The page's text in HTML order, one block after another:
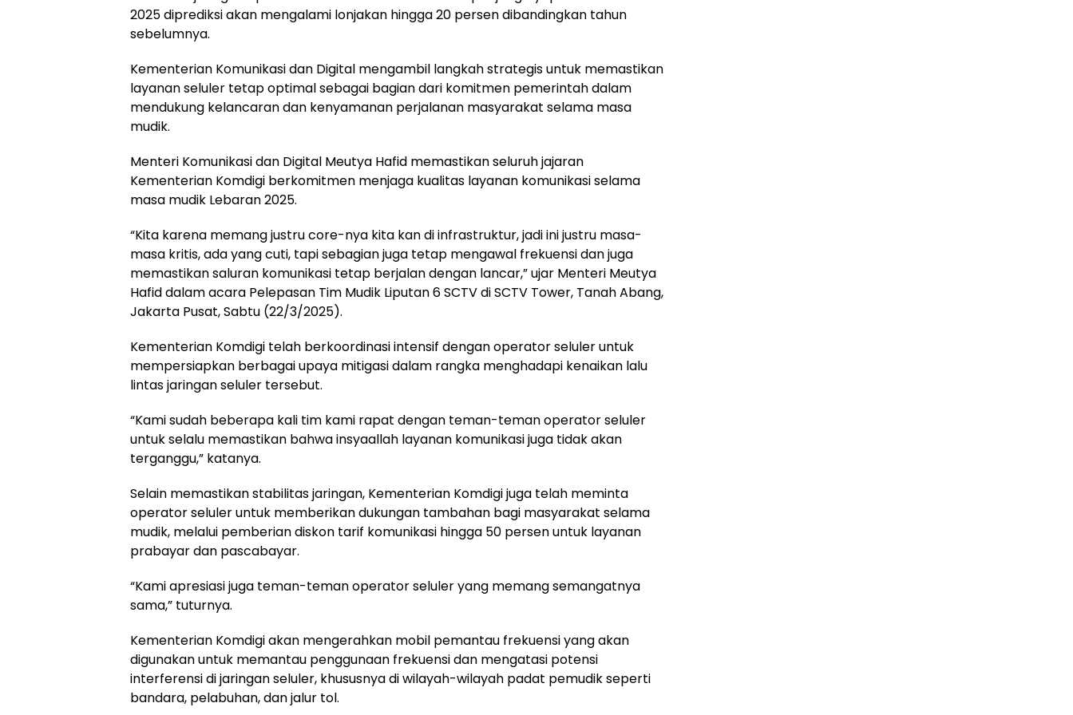
2025 diprediksi akan mengalami lonjakan hingga 20 persen dibandingkan tahun
sebelumnya.
Kementerian Komunikasi dan Digital mengambil langkah strategis untuk memastikan
layanan seluler tetap optimal sebagai bagian dari komitmen pemerintah dalam
mendukung kelancaran dan kenyamanan perjalanan masyarakat selama masa
mudik.
Menteri Komunikasi dan Digital Meutya Hafid memastikan seluruh jajaran
Kementerian Komdigi berkomitmen menjaga kualitas layanan komunikasi selama
masa mudik Lebaran 2025.
“Kita karena memang justru core-nya kita kan di infrastruktur, jadi ini justru masa-
masa kritis, ada yang cuti, tapi sebagian juga tetap mengawal frekuensi dan juga
memastikan saluran komunikasi tetap berjalan dengan lancar,” ujar Menteri Meutya
Hafid dalam acara Pelepasan Tim Mudik Liputan 6 SCTV di SCTV Tower, Tanah Abang,
Jakarta Pusat, Sabtu (22/3/2025).
Kementerian Komdigi telah berkoordinasi intensif dengan operator seluler untuk
mempersiapkan berbagai upaya mitigasi dalam rangka menghadapi kenaikan lalu
lintas jaringan seluler tersebut.
“Kami sudah beberapa kali tim kami rapat dengan teman-teman operator seluler
untuk selalu memastikan bahwa insyaallah layanan komunikasi juga tidak akan
terganggu,” katanya.
Selain memastikan stabilitas jaringan, Kementerian Komdigi juga telah meminta
operator seluler untuk memberikan dukungan tambahan bagi masyarakat selama
mudik, melalui pemberian diskon tarif komunikasi hingga 50 persen untuk layanan
prabayar dan pascabayar.
“Kami apresiasi juga teman-teman operator seluler yang memang semangatnya
sama,” tuturnya.
Kementerian Komdigi akan mengerahkan mobil pemantau frekuensi yang akan
digunakan untuk memantau penggunaan frekuensi dan mengatasi potensi
interferensi di jaringan seluler, khususnya di wilayah-wilayah padat pemudik seperti
bandara, pelabuhan, dan jalur tol.